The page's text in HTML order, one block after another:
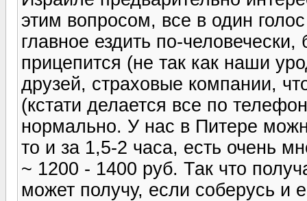
этим вопросом, все в один
главное ездить по-
прицепится (не так как наши
друзей, страховые компании,
(кстати делается все по
нормально. У нас в Питере
то и за 1,5-2 часа, есть очень
~ 1200 - 1400 руб. Так что
может получу, если соберусь и